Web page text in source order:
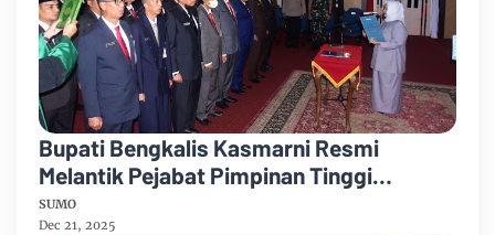
Bupati Bengkalis Kasmarni Resmi
Melantik Pejabat Pimpinan Tinggi
Pratama
SUMO
Dec 21, 2025